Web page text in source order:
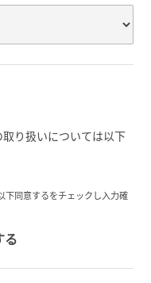
り扱いについては以下
下同意するをチェックし入力確
る